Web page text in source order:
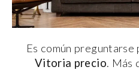
Es común preguntarse
Vitoria precio. Más